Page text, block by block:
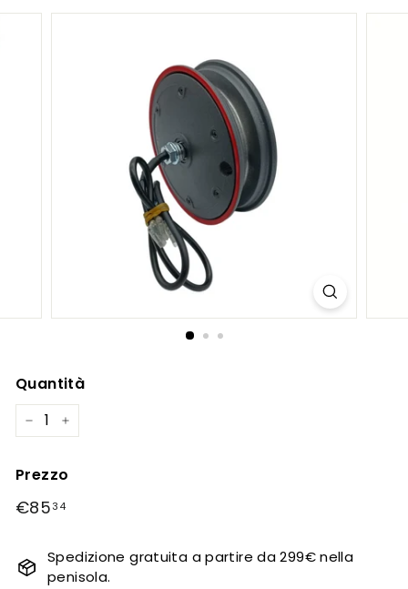
S.
Quantità
− +
Prezzo
prezzo
€85 34€85,34
Spedizione gratuita a partire da 299€ nella
penisola.